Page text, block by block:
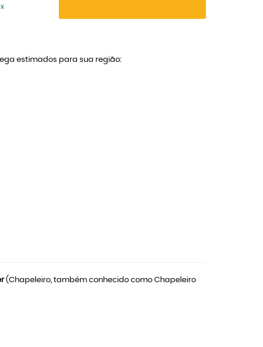
estimados para sua região:
(Chapeleiro, também conhecido como Chapeleiro